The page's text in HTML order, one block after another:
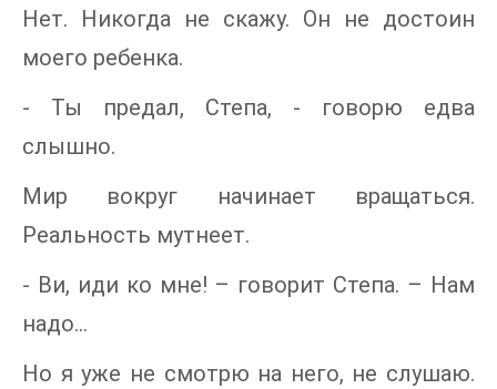
Нет. Никогда не скажу. Он не достоин
моего ребенка.
- Ты предал, Степа, - говорю едва
слышно.
Мир вокруг начинает вращаться.
Реальность мутнеет.
- Ви, иди ко мне! – говорит Степа. – Нам
надо…
Но я уже не смотрю на него, не слушаю.